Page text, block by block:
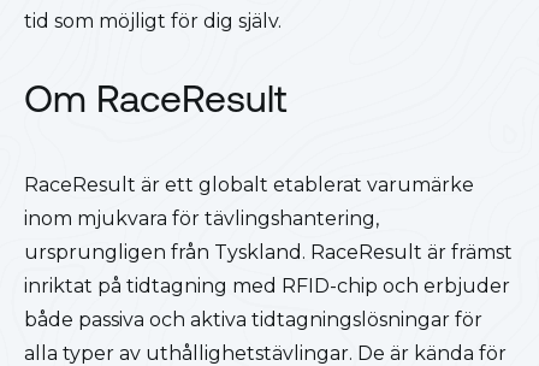
tid som möjligt för dig själv.
Om RaceResult
RaceResult är ett globalt etablerat varumärke
inom mjukvara för tävlingshantering,
ursprungligen från Tyskland. RaceResult är främst
inriktat på tidtagning med RFID-chip och erbjuder
både passiva och aktiva tidtagningslösningar för
alla typer av uthållighetstävlingar. De är kända för